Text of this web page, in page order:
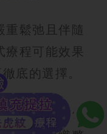
重鬆弛且伴隨
療程可能效果
底的選擇。
在髮際線內側